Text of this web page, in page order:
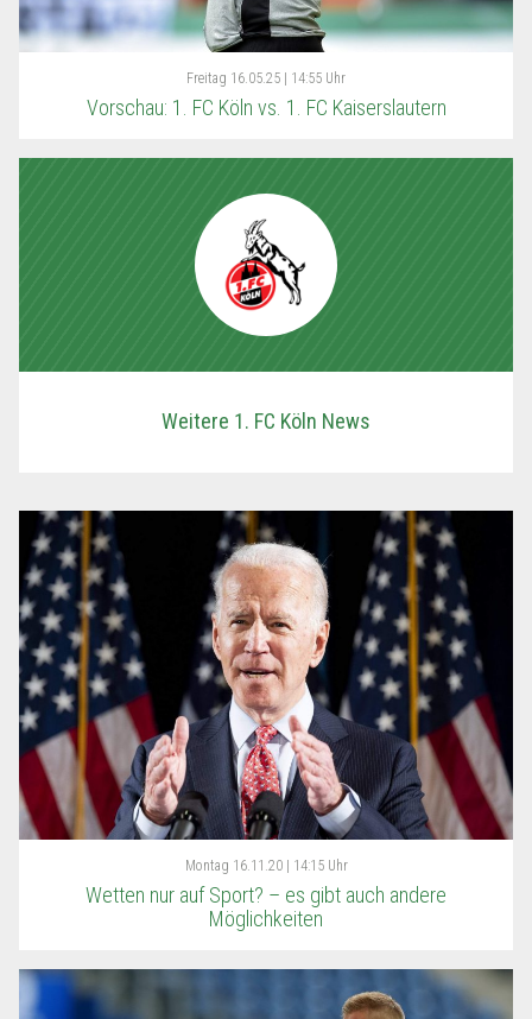
Freitag 16.05.25 | 14:55 Uhr
Vorschau: 1. FC Köln vs. 1. FC Kaiserslautern
Weitere 1. FC Köln News
Montag 16.11.20 | 14:15 Uhr
Wetten nur auf Sport? – es gibt auch andere
Möglichkeiten